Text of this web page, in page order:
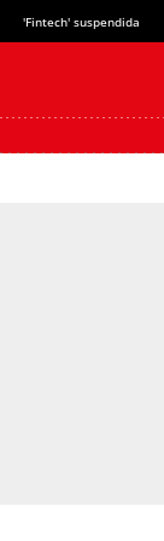
'Fintech' suspendida